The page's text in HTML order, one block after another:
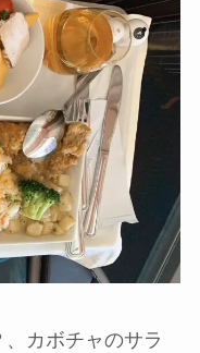
カボチャのサラ